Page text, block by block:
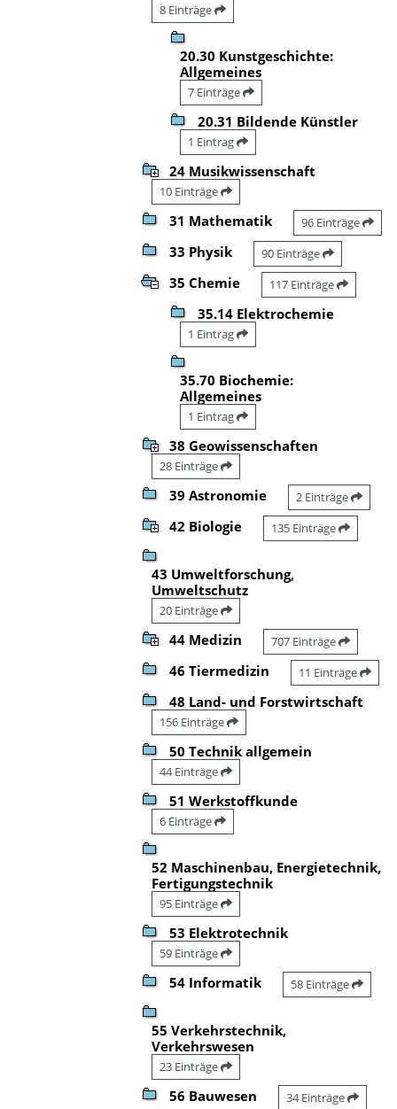
8 Einträge
20.30 Kunstgeschichte:
Allgemeines
7 Einträge
20.31 Bildende Künstler
1 Eintrag
24 Musikwissenschaft
10 Einträge
31 Mathematik 96 Einträge
33 Physik 90 Einträge
35 Chemie 117 Einträge
35.14 Elektrochemie
1 Eintrag
35.70 Biochemie:
Allgemeines
1 Eintrag
38 Geowissenschaften
28 Einträge
39 Astronomie 2 Einträge
42 Biologie 135 Einträge
43 Umweltforschung,
Umweltschutz
20 Einträge
44 Medizin 707 Einträge
46 Tiermedizin 11 Einträge
48 Land- und Forstwirtschaft
156 Einträge
50 Technik allgemein
44 Einträge
51 Werkstoffkunde
6 Einträge
52 Maschinenbau, Energietechnik,
Fertigungstechnik
95 Einträge
53 Elektrotechnik
59 Einträge
54 Informatik 58 Einträge
55 Verkehrstechnik,
Verkehrswesen
23 Einträge
56 Bauwesen 34 Einträge